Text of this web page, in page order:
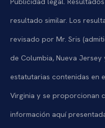
resultado similar. Los
revisado por Mr. Sris
de Columbia, Nueva Jersey
estatutarias contenidas en
Virginia y se proporcionan
información aquí